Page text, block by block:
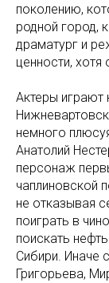
поколению,
родной город,
драматург и
ценности,
Актеры играют
немного
Анатолий
персонаж
чаплиновской
не отказывая
поиграть в
поискать
Сибири. Иначе
Григорьева,